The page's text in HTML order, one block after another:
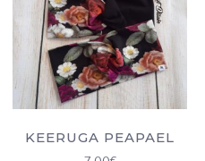
KEERUGA PEAPAEL